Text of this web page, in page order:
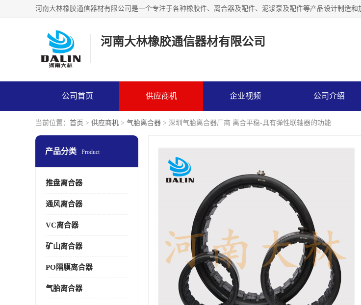
河南大林橡胶通信器材有限公司
公司首页 供应商机 企业视频 公司介绍
当前位置： 首页 > 供应商机 > 气胎离合器 > 深圳气胎离合器厂商 离合平稳-具有弹性联轴器的功能
产品分类 Product
推盘离合器
通风离合器
VC离合器
矿山离合器
PO隔膜离合器
气胎离合器